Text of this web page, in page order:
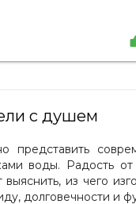
на все вопросы
удобный день,
только
с ней. Вот
И надеюсь
зимами
с душем
представить
воды. Радость
выяснить, из чего
долговечности и